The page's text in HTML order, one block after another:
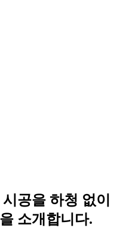
공을 하청 없이
소개합니다.